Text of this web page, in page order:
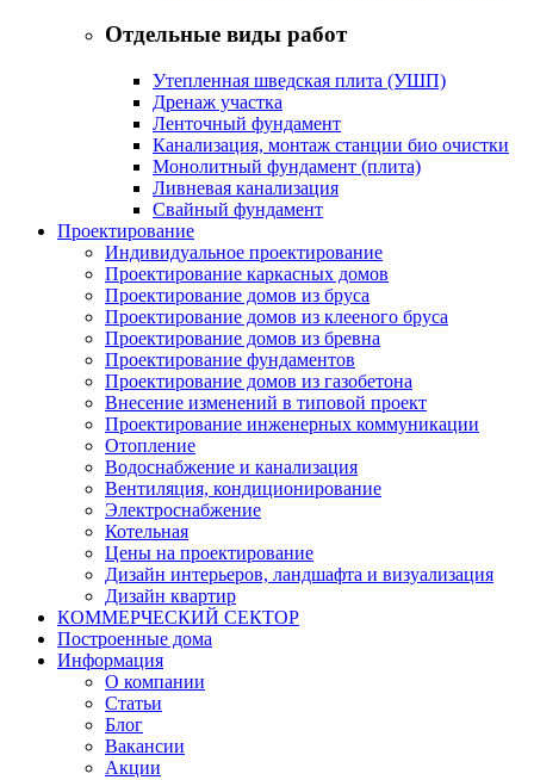
Отдельные виды работ
Утепленная шведская плита (УШП)
Дренаж участка
Ленточный фундамент
Канализация, монтаж станции био очистки
Монолитный фундамент (плита)
Ливневая канализация
Свайный фундамент
Проектирование
Индивидуальное проектирование
Проектирование каркасных домов
Проектирование домов из бруса
Проектирование домов из клееного бруса
Проектирование домов из бревна
Проектирование фундаментов
Проектирование домов из газобетона
Внесение изменений в типовой проект
Проектирование инженерных коммуникации
Отопление
Водоснабжение и канализация
Вентиляция, кондиционирование
Электроснабжение
Котельная
Цены на проектирование
Дизайн интерьеров, ландшафта и визуализация
Дизайн квартир
КОММЕРЧЕСКИЙ СЕКТОР
Построенные дома
Информация
О компании
Статьи
Блог
Вакансии
Акции